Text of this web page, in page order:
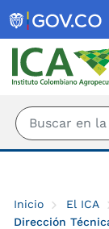
Inicio El ICA
Dirección